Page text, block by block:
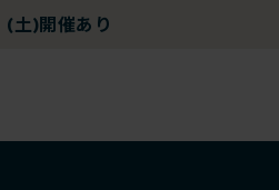
(土)開催あり